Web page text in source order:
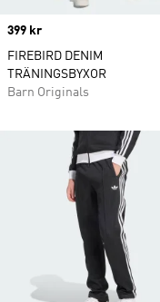
Price
399 kr
FIREBIRD DENIM
TRÄNINGSBYXOR
Barn Originals